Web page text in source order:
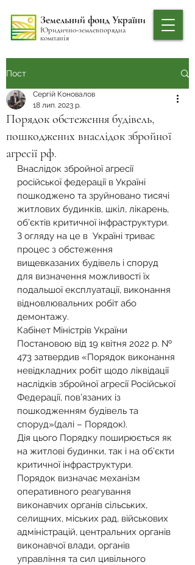
Земельний фонд України
Юридично-землевпорядна
компанія
Пост
Порядок обстеження будівель,
пошкоджених внаслідок збройної
агресії рф.
Сергій Коновалов
18 лип. 2023 р.
Внаслідок збройної агресії
російської федерації в Україні
пошкоджено та зруйновано тисячі
житлових будинків, шкіл, лікарень,
об’єктів критичної інфраструктури.
З огляду на це в  Україні триває
процес з обстеження
вищевказаних будівель і споруд
для визначення можливості їх
подальшої експлуатації, виконання
відновлювальних робіт або
демонтажу.
Кабінет Міністрів України
Постановою від 19 квітня 2022 р. №
473 затвердив «Порядок виконання
невідкладних робіт щодо ліквідації
наслідків збройної агресії Російської
Федерації, пов’язаних із
пошкодженням будівель та
споруд»(далі – Порядок).
Дія цього Порядку поширюється як
на житлові будинки, так і на об’єкти
критичної інфраструктури.
Порядок визначає механізм
оперативного реагування
виконавчих органів сільських,
селищних, міських рад, військових
адміністрацій, центральних органів
виконавчої влади, органів
управління та сил цивільного